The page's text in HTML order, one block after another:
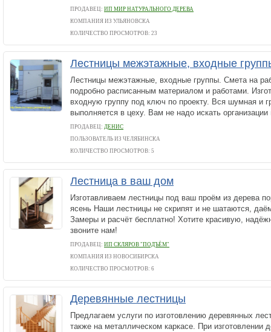
ПРОДАВЕЦ: ИП МИР НАТУРАЛЬНОГО ДЕРЕВА
КОМПАНИЯ ИЗ УЛЬЯНОВСКА
КОЛИЧЕСТВО ПРОСМОТРОВ: 23
Лестницы межэтажные, входные
Лестницы межэтажные, входные группы. Смета на
подробно расписанным материалом и работами.
входную группу под ключ по проекту. Вся шумная и
выполняется в цеху. Вам не надо искать организации
ПРОДАВЕЦ: ДЕНИС
ПОЛЬЗОВАТЕЛЬ ИЗ ЧЕЛЯБИНСКА
КОЛИЧЕСТВО ПРОСМОТРОВ: 5
Лестница в ваш дом
Изготавливаем лестницы под ваш проём из дерева
ясень Наши лестницы не скрипят и не шатаются,
Замеры и расчёт бесплатно! Хотите красивую,
звоните нам!
ПРОДАВЕЦ: ИП СКЛЯРОВ "ПОДЪЁМ"
КОМПАНИЯ ИЗ НОВОСИБИРСКА
КОЛИЧЕСТВО ПРОСМОТРОВ: 6
Деревянные лестницы
Предлагаем услуги по изготовлению деревянных
также на металлическом каркасе. При изготовлении